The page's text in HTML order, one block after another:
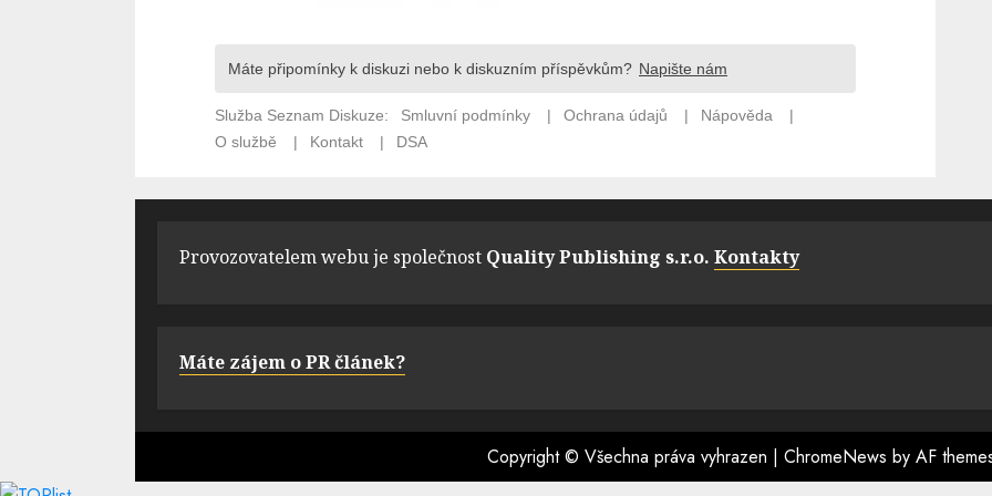
Provozovatelem webu je společnost Quality Publishing s.r.o. Kontakty
Máte zájem o PR článek?
Copyright © Všechna práva vyhrazen | ChromeNews by AF